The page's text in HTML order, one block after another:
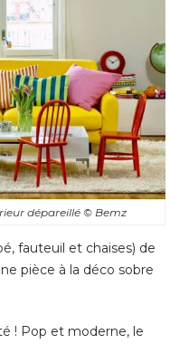
dépareillé © Bemz
fauteuil et chaises) de
pièce à la déco sobre
! Pop et moderne, le